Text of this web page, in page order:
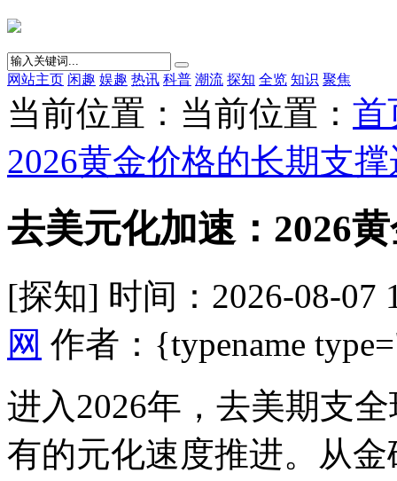
网站主页 闲趣 娱趣 热讯 科普 潮流 探知 全览 知识 聚焦
当前位置：当前位置： 首
2026黄金价格的长期支
去美元化加速：2026
[探知] 时间：2026-08-07
网 作者：{typename
进入2026年，去美期支
有的元化速度推进。从